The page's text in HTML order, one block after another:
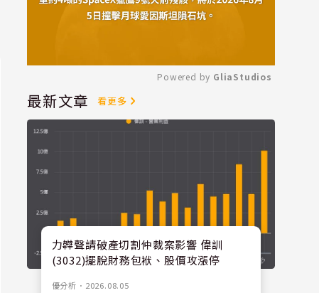
Mute
Powered by GliaStudios
最新文章 看更多
力韡聲請破產切割仲裁案影響 偉訓
(3032)擺脫財務包袱、股價攻漲停
優分析 ． 2026.08.05